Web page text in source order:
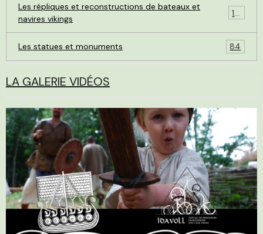
Les répliques et reconstructions de bateaux et
navires vikings
119
Les statues et monuments 84
LA GALERIE VIDÉOS